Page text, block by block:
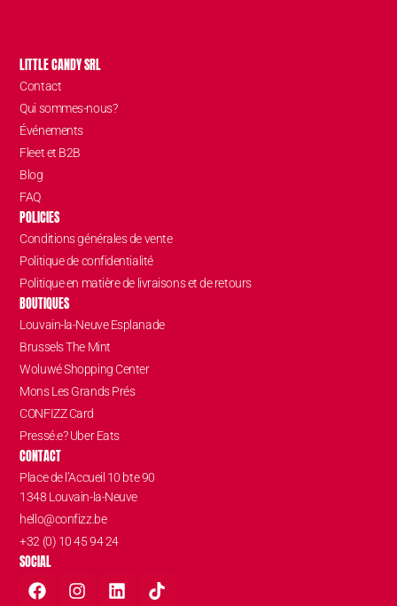
LITTLE CANDY SRL
Contact
Qui sommes-nous?
Événements
Fleet et B2B
Blog
FAQ
POLICIES
Conditions générales de vente
Politique de confidentialité
Politique en matière de livraisons et de retours
BOUTIQUES
Louvain-la-Neuve Esplanade
Brussels The Mint
Woluwé Shopping Center
Mons Les Grands Prés
CONFIZZ Card
Pressé.e? Uber Eats
CONTACT
Place de l’Accueil 10 bte 90
1348 Louvain-la-Neuve
hello@confizz.be
+32 (0) 10 45 94 24
SOCIAL